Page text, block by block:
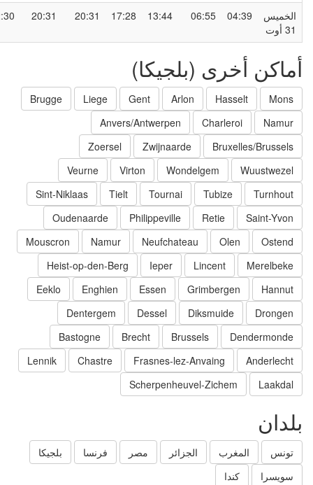
04:39
06:55
13:44
17:28
20:31
20:31
22:30
أخرى (بلجيكا)
Mons
Hasselt
Arlon
Gent
Liege
Brugge
Namur
Charleroi
Anvers/Antwerpen
Bruxelles/Brussels
Zwijnaarde
Zoersel
Wuustwezel
Wondelgem
Virton
Veurne
Turnhout
Tubize
Tournai
Tielt
Sint-Niklaas
Saint-Yvon
Retie
Philippeville
Oudenaarde
Ostend
Olen
Neufchateau
Namur
Mouscron
Merelbeke
Lincent
Ieper
Heist-op-den-Berg
Hannut
Grimbergen
Essen
Enghien
Eeklo
Drongen
Diksmuide
Dessel
Dentergem
Dendermonde
Brussels
Brecht
Bastogne
Anderlecht
Frasnes-lez-Anvaing
Chastre
Lennik
Laakdal
Scherpenheuvel-Zichem
تونس المغرب الجزائر مصر فرنسا
بلجيكا
سويسرا